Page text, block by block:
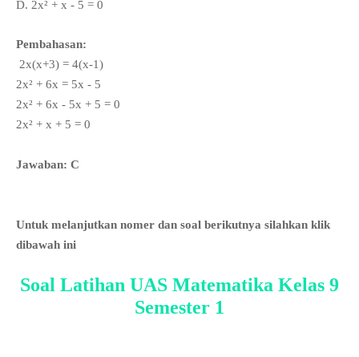
D. 2x² + x - 5 = 0
Pembahasan:
2x(x+3) = 4(x-1)
2x² + 6x = 5x - 5
2x² + 6x - 5x + 5 = 0
2x² + x + 5 = 0
Jawaban: C
Untuk melanjutkan nomer dan soal berikutnya silahkan klik
dibawah ini
Soal Latihan UAS Matematika Kelas 9
Semester 1